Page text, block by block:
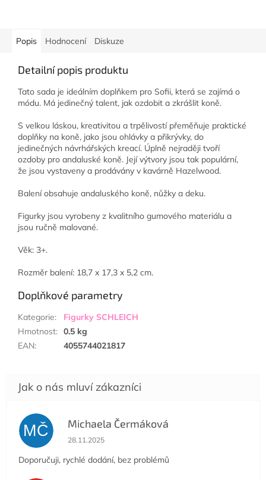
Popis Hodnocení Diskuze
Detailní popis produktu
Tato sada je ideálním doplňkem pro Sofii, která se zajímá o
módu. Má jedinečný talent, jak ozdobit a zkrášlit koně.
S velkou láskou, kreativitou a trpělivostí přeměňuje praktické
doplňky na koně, jako jsou ohlávky a přikrývky, do
jedinečných návrhářských kreací. Úplně nejraději tvoří
ozdoby pro andaluské koně. Její výtvory jsou tak populární,
že jsou vystaveny a prodávány v kavárně Hazelwood.
Balení obsahuje andaluského koně, nůžky a deku.
Figurky jsou vyrobeny z kvalitního gumového materiálu a
jsou ručně malované.
Věk: 3+.
Rozměr balení: 18,7 x 17,3 x 5,2 cm.
Doplňkové parametry
Kategorie:
Figurky SCHLEICH
Hmotnost: 0.5 kg
EAN: 4055744021817
MČ Michaela Čermáková
Hodnocení obchodu je 5 z 5 hvězdiček.
28.11.2025
Doporučuji, rychlé dodání, bez problémů